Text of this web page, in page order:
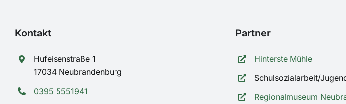
Kontakt
Hufeisenstraße 1
17034 Neubrandenburg
0395 5551941
Partner
Hinterste Mühle
Schulsozialarbeit/
Regionalmuseum